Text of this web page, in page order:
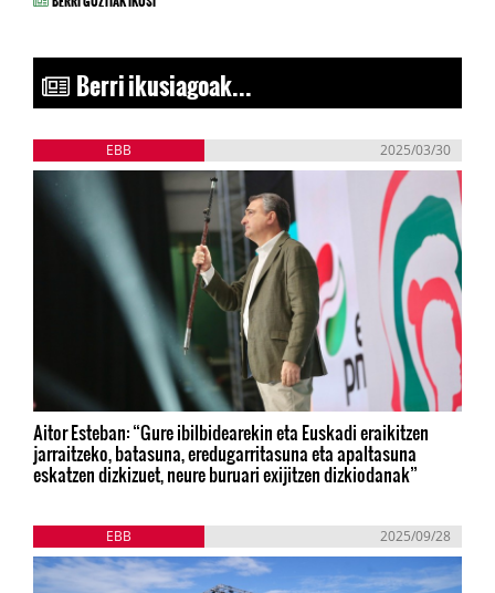
Berri ikusiagoak...
EBB 2025/03/30
Aitor Esteban: “Gure ibilbidearekin eta Euskadi eraikitzen
jarraitzeko, batasuna, eredugarritasuna eta apaltasuna
eskatzen dizkizuet, neure buruari exijitzen dizkiodanak”
EBB 2025/09/28